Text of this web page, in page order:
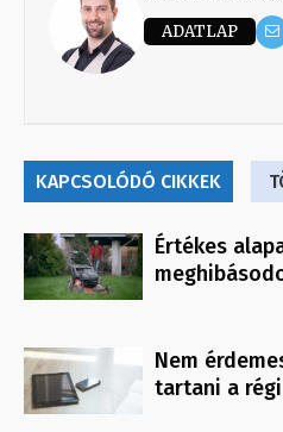
ADATLAP
KAPCSOLÓDÓ CIKKEK
Értékes
Nem
tartani a